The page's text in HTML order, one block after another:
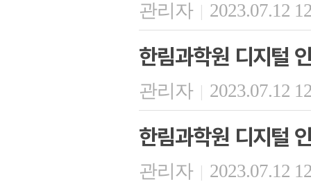
관리자 | 2023.07.12
한림과학원 디지털
관리자 | 2023.07.12
한림과학원 디지털
관리자 | 2023.07.12